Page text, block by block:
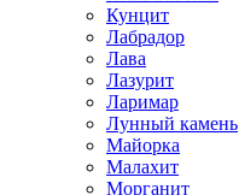
Кунцит
Лабрадор
Лава
Лазурит
Ларимар
Лунный камень
Майорка
Малахит
Морганит